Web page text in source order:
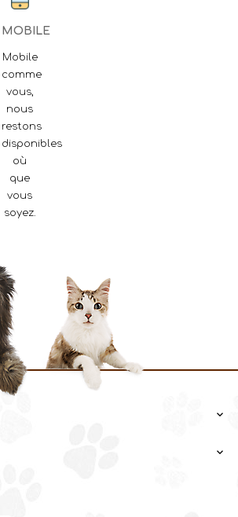
MOBILE
Mobile
comme
vous,
nous
restons
disponibles
où
que
vous
soyez.

